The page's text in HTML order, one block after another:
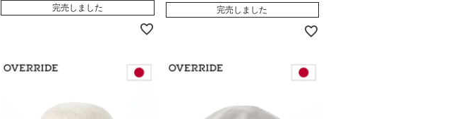
完売しました 完売しました